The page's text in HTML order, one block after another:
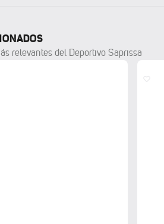
relevantes del Deportivo Saprissa